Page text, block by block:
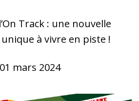
Track : une nouvelle
à vivre en piste !
01 mars 2024